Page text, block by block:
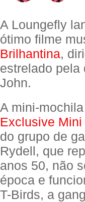
A Loungefly
ótimo filme
Brilhantina,
estrelado pela
John.
A mini-mochila
Exclusive
do grupo de
Rydell, que
anos 50, não
época e
T-Birds, a